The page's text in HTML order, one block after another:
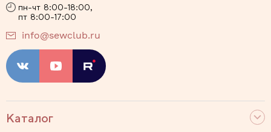
Каталог
пн-чт 8:00-18:00,
пт 8:00-17:00
info@sewclub.ru